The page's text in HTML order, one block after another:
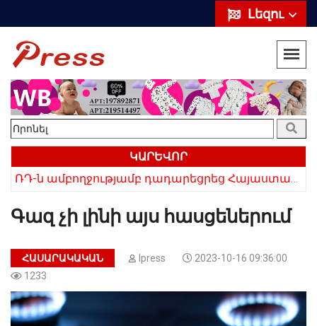
Լեզու
ԿԱՐԵՎՈՐ
Գազ չի լինի այս հասցեներում
ՀԱՍԱՐԱԿԱԿԱՆ Ipress
2023-10-16 09:36:00
1233